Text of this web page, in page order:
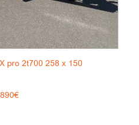
pro 2t700 258 x 150